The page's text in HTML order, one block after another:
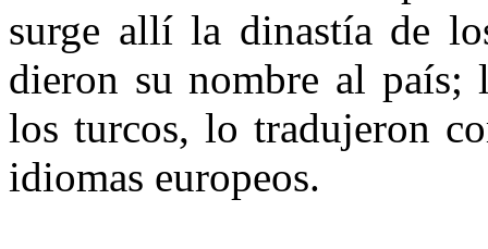
surge allí la dinastía de
dieron su nombre al país;
los turcos, lo tradujeron
idiomas europeos.